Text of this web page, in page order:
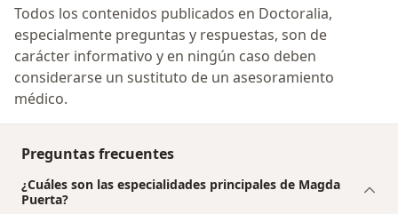
Todos los contenidos publicados en Doctoralia,
especialmente preguntas y respuestas, son de
carácter informativo y en ningún caso deben
considerarse un sustituto de un asesoramiento
médico.
Preguntas frecuentes
¿Cuáles son las especialidades principales de Magda
Puerta?